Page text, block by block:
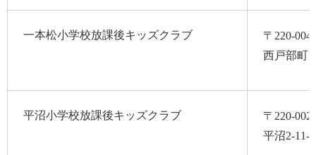
一本松小学校放課後キッズクラブ
〒220-
西戸部町
平沼小学校放課後キッズクラブ
〒220-
平沼2-11-